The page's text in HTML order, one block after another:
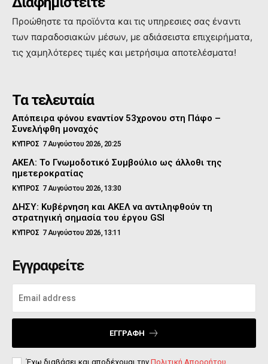
Προώθηστε τα προϊόντα και τις υπηρεσιες σας έναντι
των παραδοσιακών μέσων, με αδιάσειστα επιχειρήματα,
τις χαμηλότερες τιμές και μετρήσιμα αποτελέσματα!
Τα τελευταία
Απόπειρα φόνου εναντίον 53χρονου στη Πάφο –
Συνελήφθη μοναχός
ΚΥΠΡΟΣ 7 Αυγούστου 2026, 20:25
ΑΚΕΛ: Το Γνωμοδοτικό Συμβούλιο ως άλλοθι της
ημετεροκρατίας
ΚΥΠΡΟΣ 7 Αυγούστου 2026, 13:30
ΔΗΣΥ: Κυβέρνηση και ΑΚΕΛ να αντιληφθούν τη
στρατηγική σημασία του έργου GSI
ΚΥΠΡΟΣ 7 Αυγούστου 2026, 13:11
Εγγραφείτε
ΕΓΓΡΑΦΉ
Έχω διαβάσει και αποδέχομαι την Πολιτική Απορρήτου